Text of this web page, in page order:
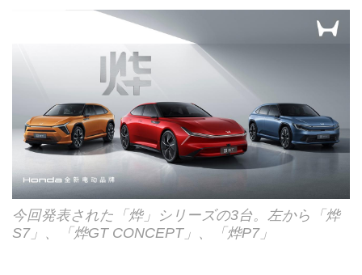
今回発表された「烨」シリーズの3台。左から「烨
S7」、「烨GT CONCEPT」、「烨P7」